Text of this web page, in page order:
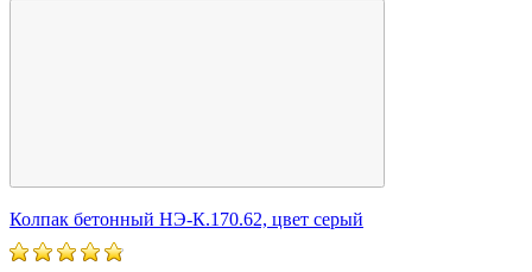
Колпак бетонный НЭ-К.170.62, цвет серый